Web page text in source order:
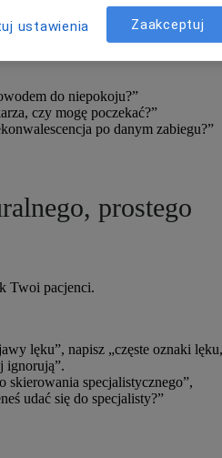
które słyszysz codziennie w
wpisów.
do niepokoju?”
czy mogę poczekać?”
po danym zabiegu?”
prostego
Twoi pacjenci.
lęku”, napisz „częste oznaki lęku,
ignorują”.
skierowania specjalistycznego”,
udać się do specjalisty?”
ustawienia Zaakceptuj